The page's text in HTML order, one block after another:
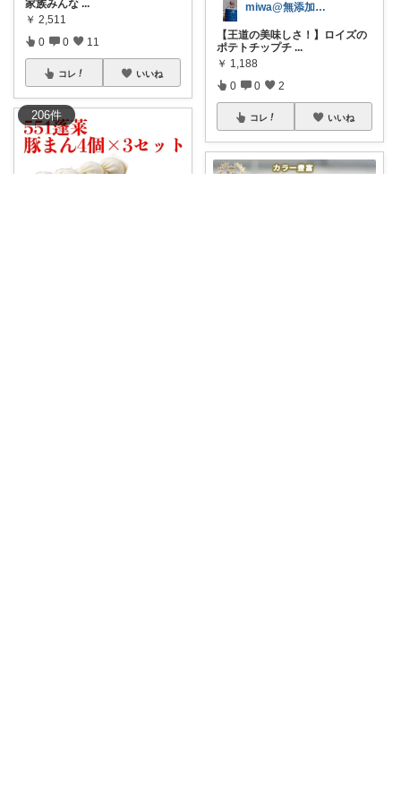
206件
家族みんな ...
￥ 2,511
0 0 11
コレ いいね
miwa@無添加・買いまわりポッキリ専門
【王道の美味しさ！】ロイズの
ポテトチップチ ...
￥ 1,188
0 0 2
コレ いいね